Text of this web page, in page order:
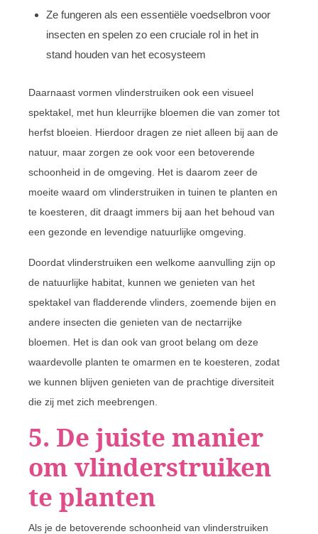
Ze fungeren als een essentiële voedselbron voor
insecten en spelen zo een cruciale rol in het in
stand houden van het ecosysteem
Daarnaast vormen vlinderstruiken ook een visueel
spektakel, met hun kleurrijke bloemen die van zomer tot
herfst bloeien. Hierdoor dragen ze niet alleen bij aan de
natuur, maar zorgen ze ook voor een betoverende
schoonheid in de omgeving. Het is daarom zeer de
moeite waard om vlinderstruiken in tuinen te planten en
te koesteren, dit draagt immers bij aan het behoud van
een gezonde en levendige natuurlijke omgeving.
Doordat vlinderstruiken een welkome aanvulling zijn op
de natuurlijke habitat, kunnen we genieten van het
spektakel van fladderende vlinders, zoemende bijen en
andere insecten die genieten van de nectarrijke
bloemen. Het is dan ook van groot belang om deze
waardevolle planten te omarmen en te koesteren, zodat
we kunnen blijven genieten van de prachtige diversiteit
die zij met zich meebrengen.
5. De juiste manier
om vlinderstruiken
te planten
Als je de betoverende schoonheid van vlinderstruiken